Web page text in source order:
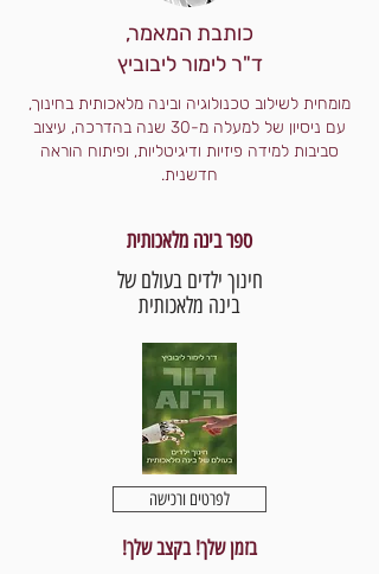
כותבת המאמר,
ד"ר לימור ליבוביץ
מומחית לשילוב טכנולוגיה ובינה מלאכותית בחינוך,
עם ניסיון של למעלה מ-30 שנה בהדרכה, עיצוב
סביבות למידה פיזיות ודיגיטליות, ופיתוח הוראה
חדשנית.
ספר בינה מלאכותית
חינוך ילדים בעולם של
בינה מלאכותית
לפרטים ורכישה
בזמן שלך! בקצב שלך!